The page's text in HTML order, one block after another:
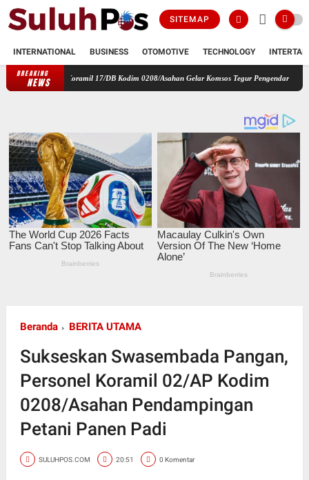
SITEMAP
INTERNATIONAL BUSINESS OTOMOTIVE TECHNOLOGY
BREAKING
NEWS
Koramil 17/DB Kodim 0208/Asahan Gelar Komsos Tegur Pengendara dan Serap
Beranda BERITA UTAMA
Sukseskan Swasembada Pangan,
Personel Koramil 02/AP Kodim
0208/Asahan Pendampingan
Petani Panen Padi
SULUHPOS.COM 20:51 0 Komentar